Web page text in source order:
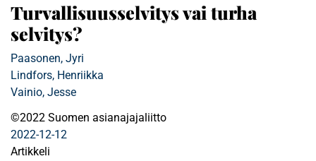
Turvallisuusselvitys vai turha
selvitys?
Paasonen, Jyri
Lindfors, Henriikka
Vainio, Jesse
©2022 Suomen asianajajaliitto
2022-12-12
Artikkeli